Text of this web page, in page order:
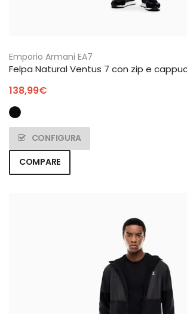
Emporio Armani EA7
Felpa Natural Ventus 7 con zip e
138,99€
CONFIGURA
COMPARE